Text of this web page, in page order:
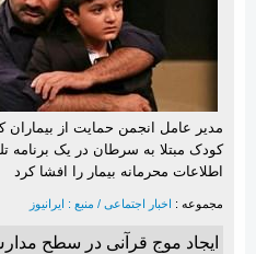
مدیر عامل انجمن حمایت از
کودک مبتلا به سرطان در یک برنامه
اطلاعات محرمانه بیمار را افشا کرد
مجموعه : اخبار اجتماعی / منبع : ایرانیوز
ایجاد موج قرآنی در سطح مدارس